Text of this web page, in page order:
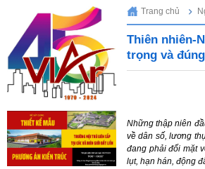
Trang chủ
Thiên nhiên-
trọng và
Những thập niên
về dân số, lương
đang phải đối mặt
lụt, hạn hán, động